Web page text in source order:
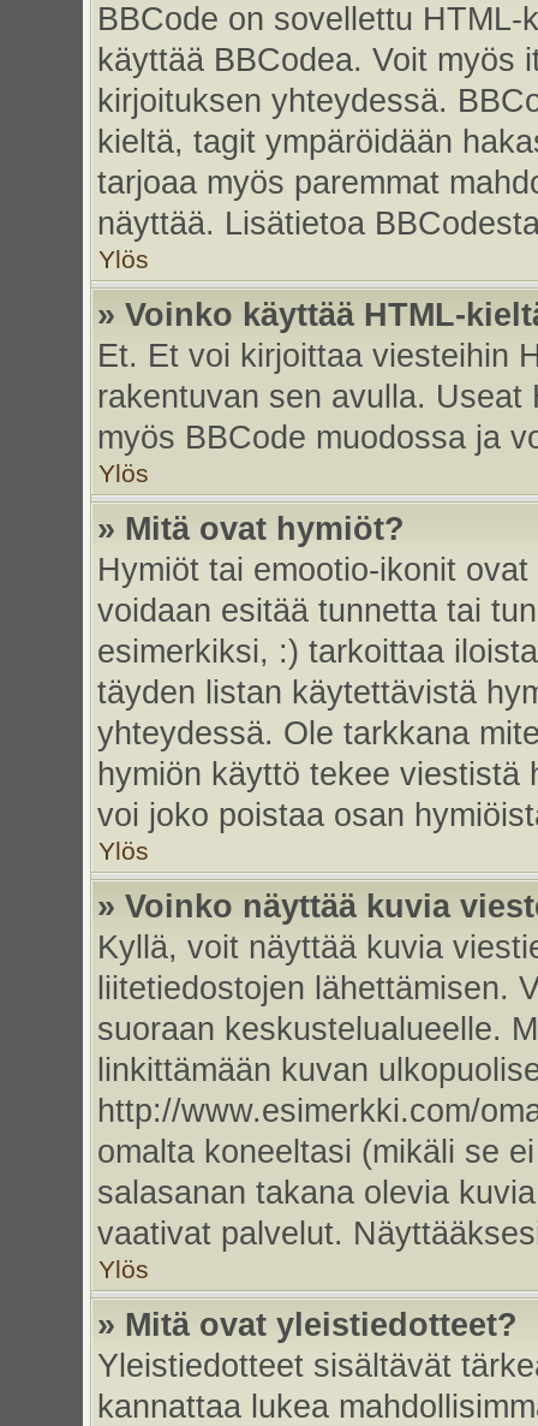
BBCode on sovellettu
käyttää BBCodea. Voit myös
kirjoituksen yhteydessä.
kieltä, tagit ympäröidään
tarjoaa myös paremmat
näyttää. Lisätietoa
Ylös
» Voinko käyttää HTML-
Et. Et voi kirjoittaa viesteihin
rakentuvan sen avulla.
myös BBCode muodossa ja
Ylös
» Mitä ovat hymiöt?
Hymiöt tai emootio-ikonit
voidaan esitää tunnetta tai
esimerkiksi, :) tarkoittaa
täyden listan käytettävistä
yhteydessä. Ole tarkkana
hymiön käyttö tekee viestistä
voi joko poistaa osan
Ylös
» Voinko näyttää kuvia
Kyllä, voit näyttää kuvia
liitetiedostojen lähettämisen.
suoraan keskustelualueelle.
linkittämään kuvan
http://www.esimerkki.com/
omalta koneeltasi (mikäli se
salasanan takana olevia
vaativat palvelut.
Ylös
» Mitä ovat yleistiedotteet?
Yleistiedotteet sisältävät
kannattaa lukea